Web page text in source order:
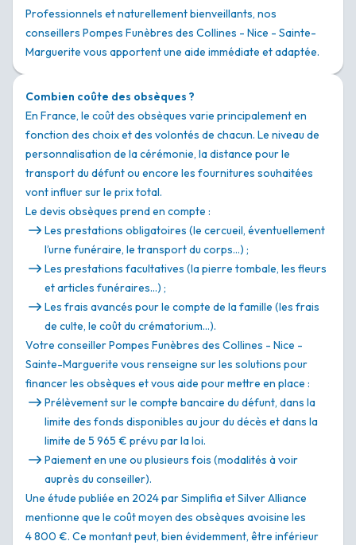
Professionnels et naturellement bienveillants, nos
conseillers Pompes Funèbres des Collines - Nice - Sainte-
Marguerite vous apportent une aide immédiate et adaptée.
Combien coûte des obsèques ?
En France, le coût des obsèques varie principalement en
fonction des choix et des volontés de chacun. Le niveau de
personnalisation de la cérémonie, la distance pour le
transport du défunt ou encore les fournitures souhaitées
vont influer sur le prix total.
Le devis obsèques prend en compte :
Les prestations obligatoires (le cercueil, éventuellement
l’urne funéraire, le transport du corps…) ;
Les prestations facultatives (la pierre tombale, les fleurs
et articles funéraires…) ;
Les frais avancés pour le compte de la famille (les frais
de culte, le coût du crématorium…).
Votre conseiller Pompes Funèbres des Collines - Nice -
Sainte-Marguerite vous renseigne sur les solutions pour
financer les obsèques et vous aide pour mettre en place :
Prélèvement sur le compte bancaire du défunt, dans la
limite des fonds disponibles au jour du décès et dans la
limite de 5 965 € prévu par la loi.
Paiement en une ou plusieurs fois (modalités à voir
auprès du conseiller).
Une étude publiée en 2024 par Simplifia et Silver Alliance
mentionne que le coût moyen des obsèques avoisine les
4 800 €. Ce montant peut, bien évidemment, être inférieur